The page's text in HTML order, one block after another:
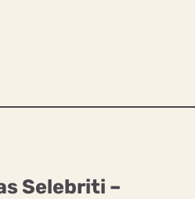
Selebriti –